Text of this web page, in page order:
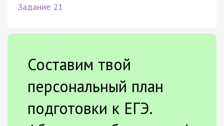
Задание 21
Составим твой
персональный план
подготовки к ЕГЭ.